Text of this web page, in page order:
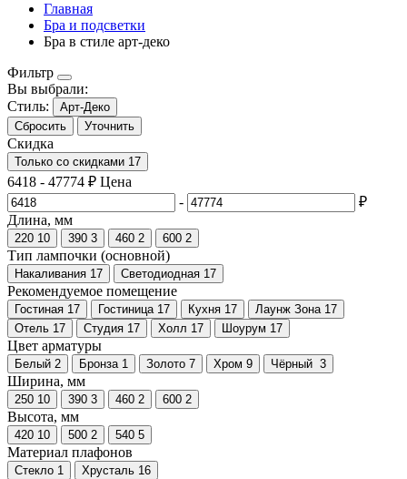
Главная
Бра и подсветки
Бра в стиле арт-деко
Фильтр
Вы выбрали:
Стиль:
Арт-Деко
Сбросить
Уточнить
Скидка
Только со cкидками 17
6418 - 47774 ₽ Цена
-
₽
Длина, мм
220 10 390 3 460 2 600 2
Тип лампочки (основной)
Накаливания 17 Светодиодная 17
Рекомендуемое помещение
Гостиная 17 Гостиница 17 Кухня 17 Лаунж Зона 17
Отель 17 Студия 17 Холл 17 Шоурум 17
Цвет арматуры
Белый 2 Бронза 1 Золото 7 Хром 9 Чёрный 3
Ширина, мм
250 10 390 3 460 2 600 2
Высота, мм
420 10 500 2 540 5
Материал плафонов
Стекло 1 Хрусталь 16